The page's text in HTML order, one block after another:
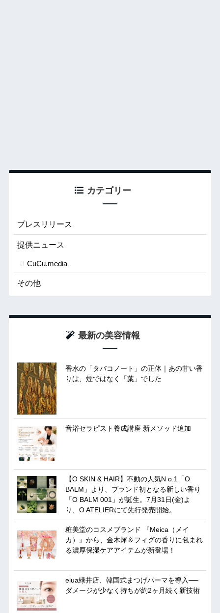
カテゴリー
プレスリリース
提供ニュース
CuCu.media
その他
最新の美容情報
香水の「タバコノート」の正体｜あの甘い香
りは、煙ではなく「葉」でした
音浴セラピスト養成講座 新メソッド追加
【O SKIN & HAIR】不動の人気N o.1「O
BALM」より、ブランド初となる新しい香り
「O BALM 001」が誕生。7月31日(金)よ
り、O ATELIERにて先行発売開始。
粧美堂のコスメブランド 『Meica（メイ
カ）』から、金木犀＆フィグの香りに包まれ
る濃厚保湿ケアアイテムが新登場！
elua緑井店、韓国式まつげパーマを導入──
ダメージが少なく持ちが約2ヶ月続く新技術